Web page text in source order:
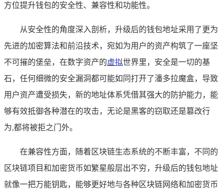
方位提升钱包的安全性、兼容性和功能性。
从安全性的角度深入剖析，升级后的钱包地址采用了更为
先进的加密算法和前沿技术，宛如为用户的资产构筑了一座坚
不可摧的堡垒，在数字资产的虚拟世界里，安全是一切的基
石，任何细微的安全漏洞都可能如同打开了潘多拉魔盒，导致
用户资产遭受损失，新的地址体系凭借其强大的防护能力，能
够有效抵御各种潜在的攻击，无论是黑客的窃取还是篡改行
为,都将被拒之门外。
在兼容性方面，随着区块链生态系统的不断丰富，不同的
区块链项目和加密货币如繁星般层出不穷，升级后的钱包地址
就像一把万能钥匙，能够更好地与各种区块链网络和加密货币